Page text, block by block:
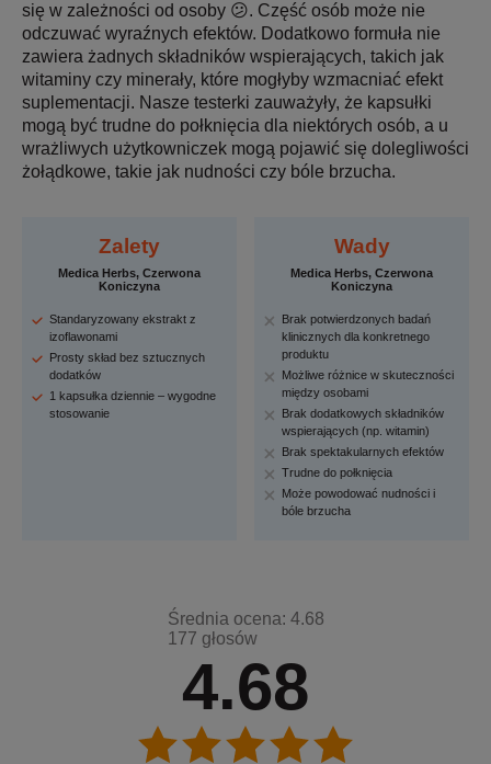
się w zależności od osoby 😕. Część osób może nie
odczuwać wyraźnych efektów. Dodatkowo formuła nie
zawiera żadnych składników wspierających, takich jak
witaminy czy minerały, które mogłyby wzmacniać efekt
suplementacji. Nasze testerki zauważyły, że kapsułki
mogą być trudne do połknięcia dla niektórych osób, a u
wrażliwych użytkowniczek mogą pojawić się dolegliwości
żołądkowe, takie jak nudności czy bóle brzucha.
Zalety
Medica Herbs, Czerwona
Koniczyna
Standaryzowany ekstrakt z
izoflawonami
Prosty skład bez sztucznych
dodatków
1 kapsułka dziennie – wygodne
stosowanie
Wady
Medica Herbs, Czerwona
Koniczyna
Brak potwierdzonych badań
klinicznych dla konkretnego
produktu
Możliwe różnice w skuteczności
między osobami
Brak dodatkowych składników
wspierających (np. witamin)
Brak spektakularnych efektów
Trudne do połknięcia
Może powodować nudności i
bóle brzucha
4.68
Średnia ocena: 4.68
177 głosów